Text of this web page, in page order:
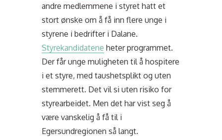
andre medlemmene i styret hatt et
stort ønske om å få inn flere unge i
styrene i bedrifter i Dalane.
Styrekandidatene heter programmet.
Der får unge muligheten til å hospitere
i et styre, med taushetsplikt og uten
stemmerett. Det vil si uten risiko for
styrearbeidet. Men det har vist seg å
være vanskelig å få til i
Egersundregionen så langt.